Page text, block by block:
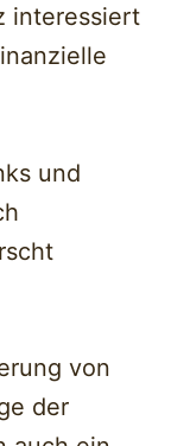
interessiert
und
von
der